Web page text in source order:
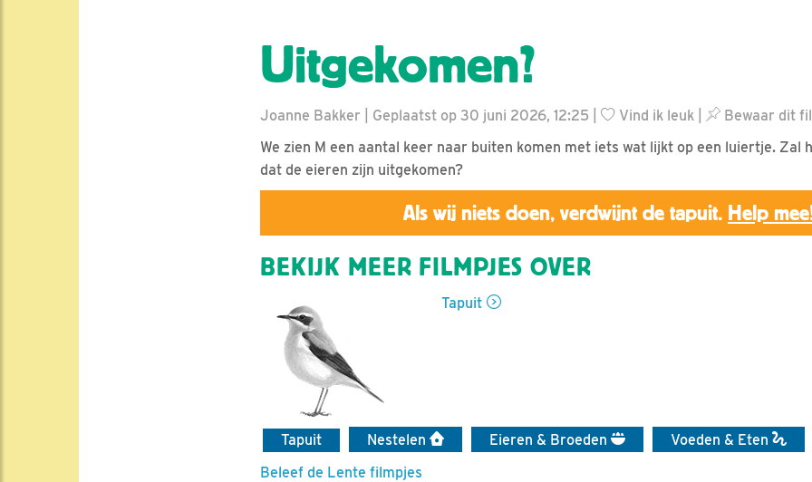
Uitgekomen?
Joanne Bakker | Geplaatst op 30 juni 2026, 12:25 | Vind ik leuk Bewaar dit
We zien M een aantal keer naar buiten komen met iets wat lijkt op een luiertje. Zal
dat de eieren zijn uitgekomen?
Als wij niets doen, verdwijnt de tapuit. Help
BEKIJK MEER FILMPJES OVER
Tapuit
Tapuit Nestelen Eieren & Broeden Voeden & Eten
Beleef de Lente filmpjes